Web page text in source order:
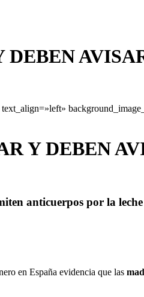
Y DEBEN
anticuerpos por la leche
en España evidencia que las